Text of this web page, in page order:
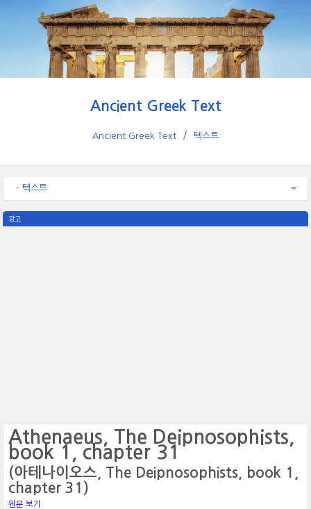
Ancient Greek Text
Ancient Greek Text 텍스트
- 텍스트
광고
Athenaeus, The Deipnosophists,
book 1, chapter 31
(아테나이오스, The Deipnosophists, book 1,
chapter 31)
원문 보기